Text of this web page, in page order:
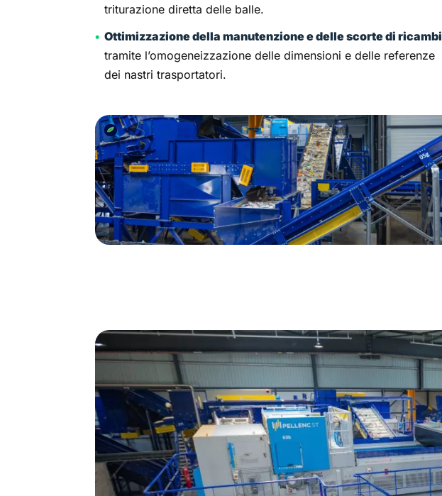
triturazione diretta delle balle.
Ottimizzazione della manutenzione e delle scorte di ricambi
tramite l’omogeneizzazione delle dimensioni e delle referenze
dei nastri trasportatori.